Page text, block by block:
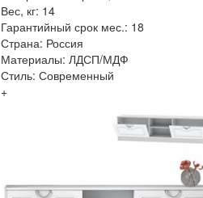
Вес, кг: 14
Гарантийный срок мес.: 18
Страна: Россия
Материалы: ЛДСП/МДФ
Стиль: Современный
+